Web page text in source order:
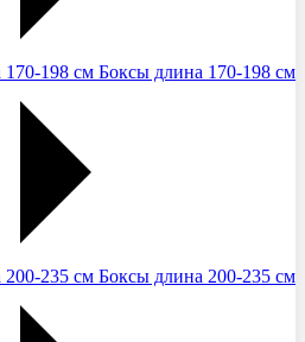
Боксы длина 170-198 см
Боксы длина 200-235 см